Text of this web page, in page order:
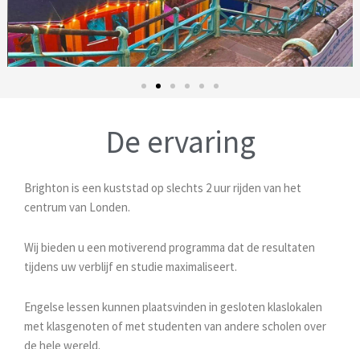
De ervaring
Brighton is een kuststad op slechts 2 uur rijden van het
centrum van Londen.
Wij bieden u een motiverend programma dat de resultaten
tijdens uw verblijf en studie maximaliseert.
Engelse lessen kunnen plaatsvinden in gesloten klaslokalen
met klasgenoten of met studenten van andere scholen over
de hele wereld.